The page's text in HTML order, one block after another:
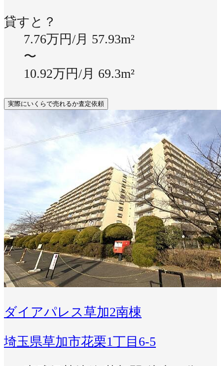
貸すと？
7.76万円/月 57.93m²
〜
10.92万円/月 69.3m²
実際にいくらで売れるか査定依頼
ダイアパレス草加2南棟
埼玉県草加市花栗1丁目6-5